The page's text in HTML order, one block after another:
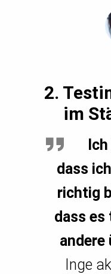
2.
im
dass
richtig
dass
andere
Inge